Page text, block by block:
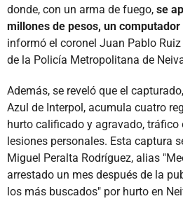
donde, con un arma de fuego, se
millones de pesos, un
informó el coronel Juan Pablo
de la Policía Metropolitana de
Además, se reveló que el
Azul de Interpol, acumula cuatro
hurto calificado y agravado, tráfico
lesiones personales. Esta captura
Miguel Peralta Rodríguez, alias
arrestado un mes después de la
los más buscados" por hurto en